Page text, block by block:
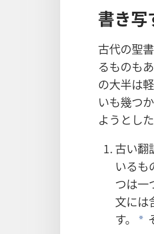
書き写
古代の聖書
るものもあ
の大半は軽
いも幾つか
ようとし
古い翻
いるも
つは一
文には
す。
a